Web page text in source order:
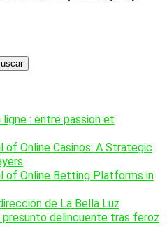
: entre passion et
Online Casinos: A Strategic
of Online Betting Platforms in
de La Bella Luz
presunto delincuente tras feroz